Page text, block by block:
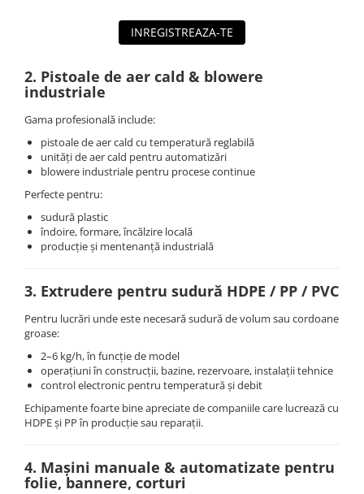
INREGISTREAZA-TE
2. Pistoale de aer cald & blowere
industriale
Gama profesională include:
pistoale de aer cald cu temperatură reglabilă
unităţi de aer cald pentru automatizări
blowere industriale pentru procese continue
Perfecte pentru:
sudură plastic
îndoire, formare, încălzire locală
producție și mentenanță industrială
3. Extrudere pentru sudură HDPE / PP / PVC
Pentru lucrări unde este necesară sudură de volum sau cordoane
groase:
2–6 kg/h, în funcţie de model
operațiuni în construcții, bazine, rezervoare, instalaţii tehnice
control electronic pentru temperatură și debit
Echipamente foarte bine apreciate de companiile care lucrează cu
HDPE și PP în producție sau reparații.
4. Mașini manuale & automatizate pentru
folie, bannere, corturi